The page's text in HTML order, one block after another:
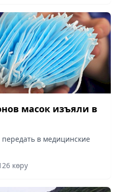
масок изъяли в
в медицинские
көру